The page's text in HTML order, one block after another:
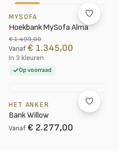
MYSOFA
Hoekbank MySofa Alma
€ 1.499,00
Vanaf € 1.345,00
In 3 kleuren
Op voorraad
HET ANKER
Bank Willow
Vanaf € 2.277,00